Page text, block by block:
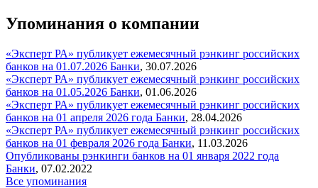
Упоминания о компании
«Эксперт РА» публикует ежемесячный рэнкинг российских
банков на 01.07.2026 Банки, 30.07.2026
«Эксперт РА» публикует ежемесячный рэнкинг российских
банков на 01.05.2026 Банки, 01.06.2026
«Эксперт РА» публикует ежемесячный рэнкинг российских
банков на 01 апреля 2026 года Банки, 28.04.2026
«Эксперт РА» публикует ежемесячный рэнкинг российских
банков на 01 февраля 2026 года Банки, 11.03.2026
Опубликованы рэнкинги банков на 01 января 2022 года
Банки, 07.02.2022
Все упоминания